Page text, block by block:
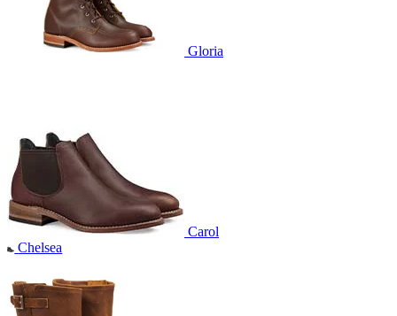
Gloria
Carol
Chelsea